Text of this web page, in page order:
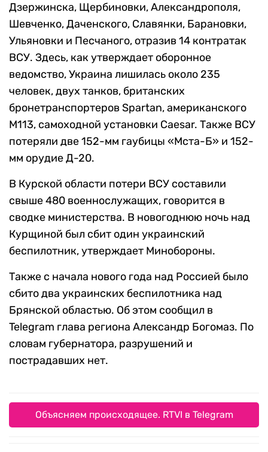
Дзержинска, Щербиновки, Александрополя,
Шевченко, Даченского, Славянки, Барановки,
Ульяновки и Песчаного, отразив 14 контратак
ВСУ. Здесь, как утверждает оборонное
ведомство, Украина лишилась около 235
человек, двух танков, британских
бронетранспортеров Spartan, американского
М113, самоходной установки Caesar. Также ВСУ
потеряли две 152-мм гаубицы «Мста-Б» и 152-
мм орудие Д-20.
В Курской области потери ВСУ составили
свыше 480 военнослужащих, говорится в
сводке министерства. В новогоднюю ночь над
Курщиной был сбит один украинский
беспилотник, утверждает Минобороны.
Также с начала нового года над Россией было
сбито два украинских беспилотника над
Брянской областью. Об этом сообщил в
Telegram глава региона Александр Богомаз. По
словам губернатора, разрушений и
пострадавших нет.
Объясняем происходящее. RTVI в Telegram